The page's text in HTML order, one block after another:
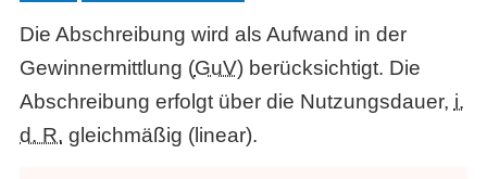
Die Abschreibung wird als Aufwand in der
Gewinnermittlung (GuV) berücksichtigt. Die
Abschreibung erfolgt über die Nutzungsdauer, i.
d. R. gleichmäßig (linear).